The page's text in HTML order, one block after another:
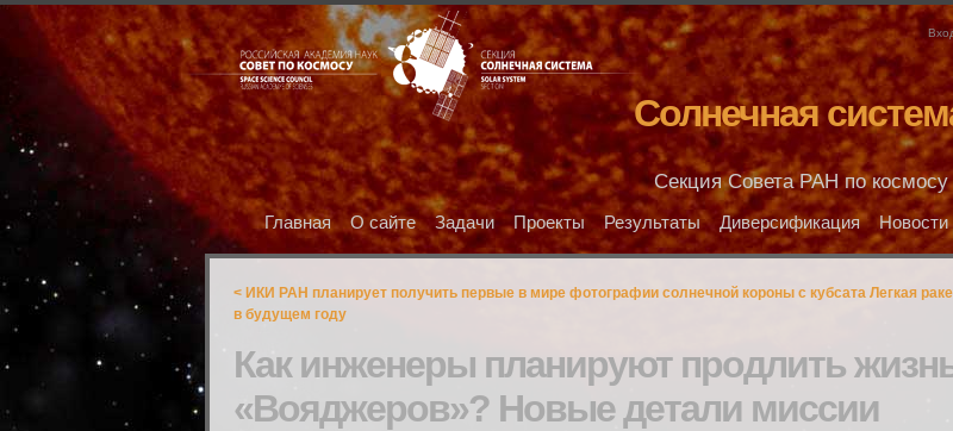
Солнечная
Секция Совета РАН по космосу
Главная О сайте Задачи Проекты Результаты Диверсификация Новости
Легкая
< ИКИ РАН планирует получить первые в мире фотографии солнечной короны с кубсата
в будущем году
Как инженеры планируют продлить
«Вояджеров»? Новые детали миссии